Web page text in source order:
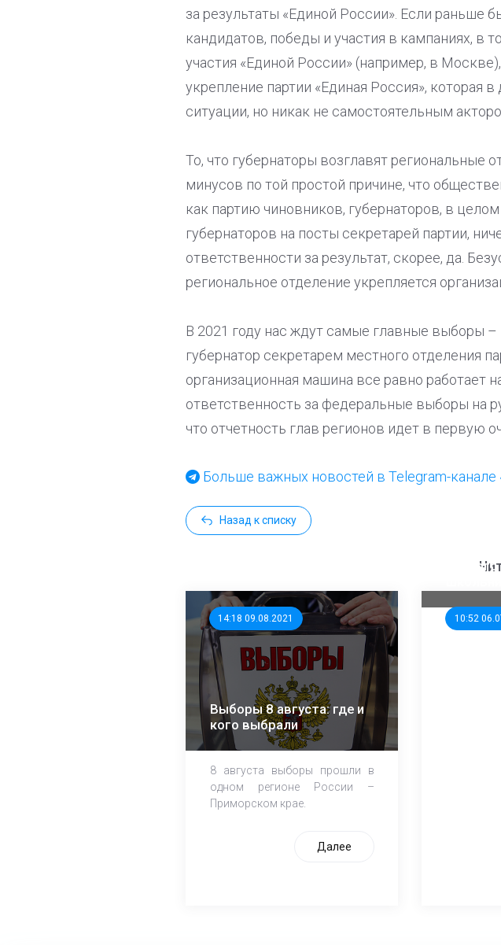
за результаты «Единой России». Если
кандидатов, победы и участия в кампаниях, в
участия «Единой России» (например, в
укрепление партии «Единая Россия», которая
ситуации, но никак не самостоятельным
То, что губернаторы возглавят региональные
минусов по той простой причине, что
как партию чиновников, губернаторов, в
губернаторов на посты секретарей партии,
ответственности за результат, скорее, да.
региональное отделение укрепляется
В 2021 году нас ждут самые главные выборы
губернатор секретарем местного отделения
организационная машина все равно работает
ответственность за федеральные выборы на
что отчетность глав регионов идет в первую
Больше важных новостей в Telegram-канале
Назад к списку
14:18 09.08.2021
Выборы 8 августа: где и
кого выбрали
8 августа выборы прошли в
одном регионе России –
Приморском крае.
Далее
10:52